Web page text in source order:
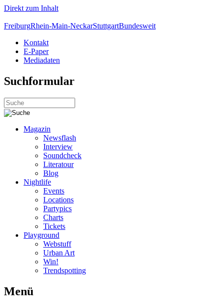
Direkt zum Inhalt
FreiburgRhein-Main-NeckarStuttgartBundesweit
Kontakt
E-Paper
Mediadaten
Suchformular
Magazin
Newsflash
Interview
Soundcheck
Literatour
Blog
Nightlife
Events
Locations
Partypics
Charts
Tickets
Playground
Webstuff
Urban Art
Win!
Trendspotting
Menü